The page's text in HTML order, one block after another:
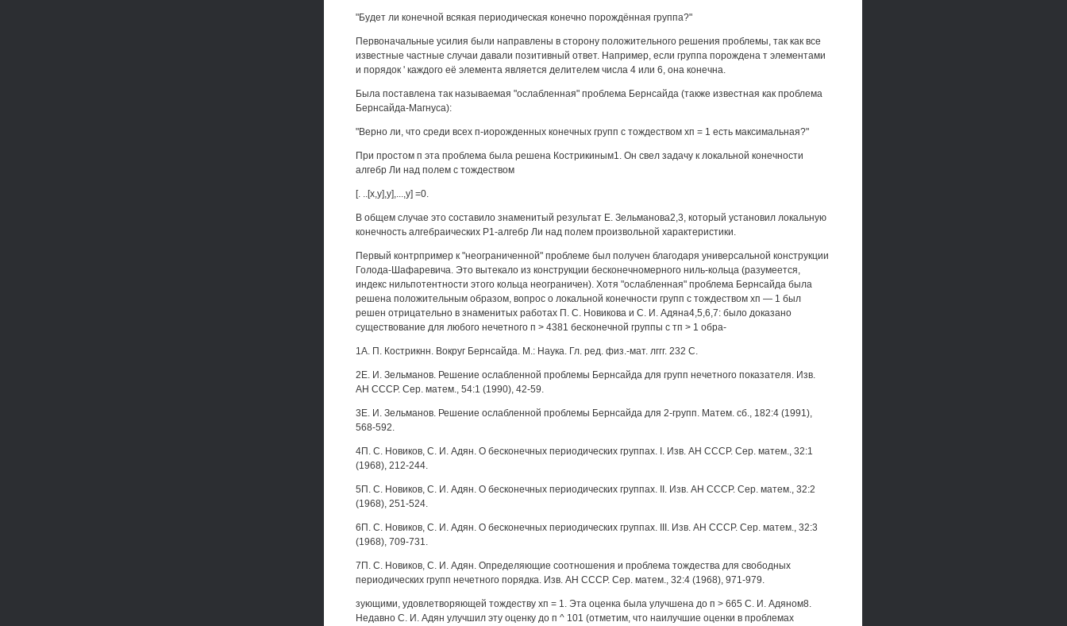
"Будет ли конечной всякая периодическая конечно порождённая группа?"
Первоначальные усилия были направлены в сторону положительного решения проблемы, так как все
известные частные случаи давали позитивный ответ. Например, если группа порождена т элементами
и порядок ' каждого её элемента является делителем числа 4 или 6, она конечна.
Была поставлена так называемая "ослабленная" проблема Бернсайда (также известная как проблема
Бернсайда-Магнуса):
"Верно ли, что среди всех п-иорожденных конечных групп с тождеством хп = 1 есть максимальная?"
При простом п эта проблема была решена Кострикиным1. Он свел задачу к локальной конечности
алгебр Ли над полем с тождеством
[. ..[х,у],у],...,у] =0.
В общем случае это составило знаменитый результат Е. Зельманова2,3, который установил локальную
конечность алгебраических Р1-алгебр Ли над полем произвольной характеристики.
Первый контрпример к "неограниченной" проблеме был получен благодаря универсальной конструкции
Голода-Шафаревича. Это вытекало из конструкции бесконечномерного ниль-кольца (разумеется,
индекс нильпотентности этого кольца неограничен). Хотя "ослабленная" проблема Бернсайда была
решена положительным образом, вопрос о локальной конечности групп с тождеством хп — 1 был
решен отрицательно в знаменитых работах П. С. Новикова и С. И. Адяна4,5,6,7: было доказано
существование для любого нечетного п > 4381 бесконечной группы с тп > 1 обра-
1А. П. Кострикнн. Вокруг Бернсайда. М.: Наука. Гл. ред. физ.-мат. лггг. 232 С.
2Е. И. Зельманов. Решение ослабленной проблемы Бернсайда для групп нечетного показателя. Изв.
АН СССР. Сер. матем., 54:1 (1990), 42-59.
3Е. И. Зельманов. Решение ослабленной проблемы Бернсайда для 2-групп. Матем. сб., 182:4 (1991),
568-592.
4П. С. Новиков, С. И. Адян. О бесконечных периодических группах. I. Изв. АН СССР. Сер. матем., 32:1
(1968), 212-244.
5П. С. Новиков, С. И. Адян. О бесконечных периодических группах. II. Изв. АН СССР. Сер. матем., 32:2
(1968), 251-524.
6П. С. Новиков, С. И. Адян. О бесконечных периодических группах. III. Изв. АН СССР. Сер. матем., 32:3
(1968), 709-731.
7П. С. Новиков, С. И. Адян. Определяющие соотношения и проблема тождества для свободных
периодических групп нечетного порядка. Изв. АН СССР. Сер. матем., 32:4 (1968), 971-979.
зующими, удовлетворяющей тождеству хп = 1. Эта оценка была улучшена до п > 665 С. И. Адяном8.
Недавно С. И. Адян улучшил эту оценку до п ^ 101 (отметим, что наилучшие оценки в проблемах